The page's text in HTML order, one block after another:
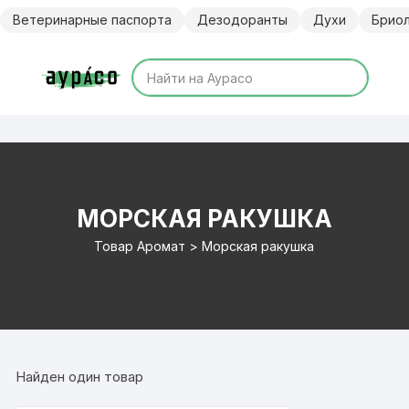
Ветеринарные паспорта Дезодоранты Духи
МОРСКАЯ РАКУШКА
Товар Аромат > Морская ракушка
Найден один товар